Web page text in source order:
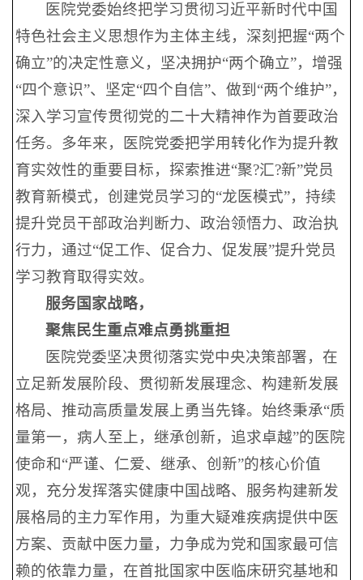
医院党委始终把学习贯彻习近平新时代中国
特色社会主义思想作为主体主线，深刻把握“两个
确立”的决定性意义，坚决拥护“两个确立”，增强
“四个意识”、坚定“四个自信”、做到“两个维护”，
深入学习宣传贯彻党的二十大精神作为首要政治
任务。多年来，医院党委把学用转化作为提升教
育实效性的重要目标，探索推进“聚?汇?新”党员
教育新模式，创建党员学习的“龙医模式”，持续
提升党员干部政治判断力、政治领悟力、政治执
行力，通过“促工作、促合力、促发展”提升党员
学习教育取得实效。
服务国家战略，
聚焦民生重点难点勇挑重担
医院党委坚决贯彻落实党中央决策部署，在
立足新发展阶段、贯彻新发展理念、构建新发展
格局、推动高质量发展上勇当先锋。始终秉承“质
量第一，病人至上，继承创新，追求卓越”的医院
使命和“严谨、仁爱、继承、创新”的核心价值
观，充分发挥落实健康中国战略、服务构建新发
展格局的主力军作用，为重大疑难疾病提供中医
方案、贡献中医力量，力争成为党和国家最可信
赖的依靠力量，在首批国家中医临床研究基地和